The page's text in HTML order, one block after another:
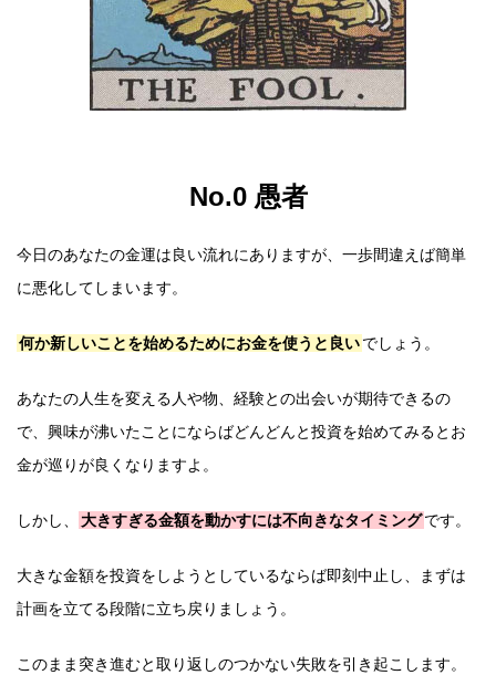
No.0 愚者
今日のあなたの金運は良い流れにありますが、一歩間違えば簡単
に悪化してしまいます。
何か新しいことを始めるためにお金を使うと良いでしょう。
あなたの人生を変える人や物、経験との出会いが期待できるの
で、興味が沸いたことにならばどんどんと投資を始めてみるとお
金が巡りが良くなりますよ。
しかし、 大きすぎる金額を動かすには不向きなタイミングです。
大きな金額を投資をしようとしているならば即刻中止し、まずは
計画を立てる段階に立ち戻りましょう。
このまま突き進むと取り返しのつかない失敗を引き起こします。